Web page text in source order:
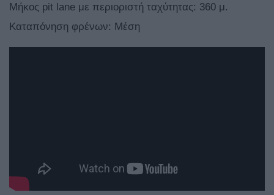
Μήκος pit lane με περιοριστή ταχύτητας: 360 μ.
Καταπόνηση φρένων: Μέση